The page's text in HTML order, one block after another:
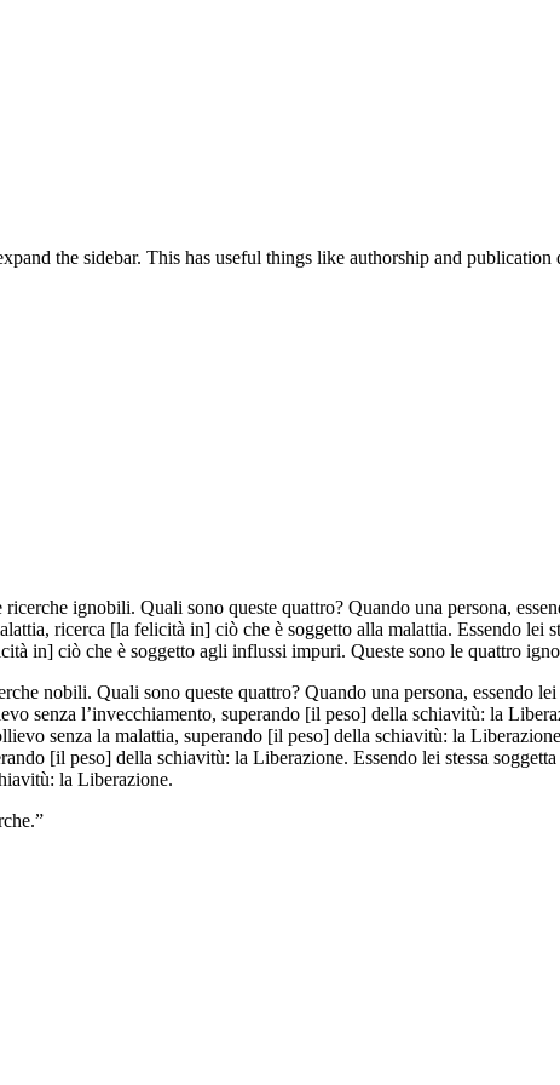
the sidebar. This has useful things like authorship and
ignobili. Quali sono queste quattro? Quando una persona,
ricerca [la felicità in] ciò che è soggetto alla malattia. Essendo
in] ciò che è soggetto agli influssi impuri. Queste sono le quattro
nobili. Quali sono queste quattro? Quando una persona, essendo
senza l’invecchiamento, superando [il peso] della schiavitù: la
senza la malattia, superando [il peso] della schiavitù: la
[il peso] della schiavitù: la Liberazione. Essendo lei stessa
la Liberazione.